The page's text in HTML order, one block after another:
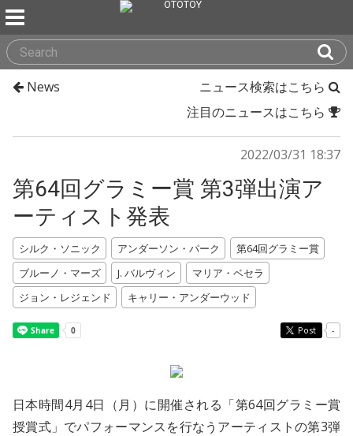
News
ニュース検索はこちら
注目のニュースはこちら
2022/03/31 18:37
第64回グラミー賞 第3弾出演ア
ーティスト発表
シルク・ソニック アンダーソン・パーク
第64回グラミー賞
ブルーノ・マーズ
J. バルヴィン
マリア・ベセラ
ジョン・レジェンド
キャリー・アンダーウッド
Post -
日本時間4月4日（月）に開催される「第64回グラミー賞
授賞式」でパフォーマンスを行なうアーティストの第3弾